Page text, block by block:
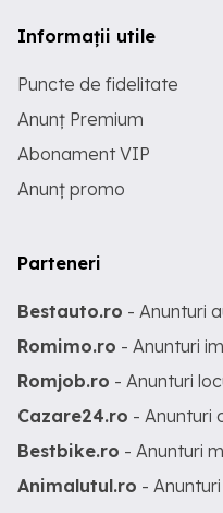
Informații utile
Puncte de fidelitate
Anunț Premium
Abonament VIP
Anunț promo
Parteneri
Bestauto.ro - Anunturi
Romimo.ro - Anunturi
Romjob.ro - Anunturi
Cazare24.ro - Anunturi
Bestbike.ro - Anunturi
Animalutul.ro -